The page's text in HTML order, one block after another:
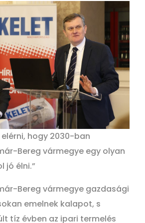
elérni, hogy 2030-ban
Bereg vármegye egy olyan
jó élni.”
Bereg vármegye gazdasági
emelnek kalapot, s
tíz évben az ipari termelés